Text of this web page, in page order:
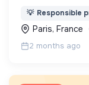
niveau
de
écosystèmes.
💡 Responsible
Paris, France
2 months ago